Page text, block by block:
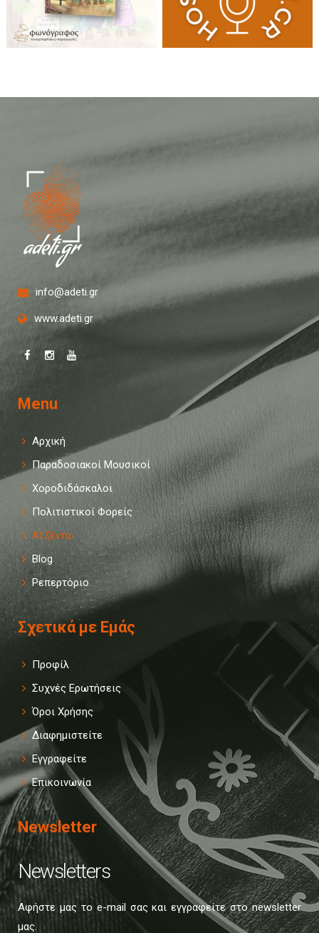
info@adeti.gr
www.adeti.gr
Menu
Αρχική
Παραδοσιακοί Μουσικοί
Χοροδιδάσκαλοι
Πολιτιστικοί Φορείς
Ατζέντα
Blog
Ρεπερτόριο
Σχετικά με Εμάς
Προφίλ
Συχνές Ερωτήσεις
Όροι Χρήσης
Διαφημιστείτε
Εγγραφείτε
Επικοινωνία
Newsletter
Newsletters
Αφήστε μας το e-mail σας και εγγραφείτε στο newsletter
μας.